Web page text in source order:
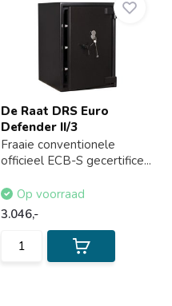
De Raat DRS Euro
Defender II/3
Fraaie conventionele
officieel ECB-S gecertifice...
Op voorraad
3.046,-